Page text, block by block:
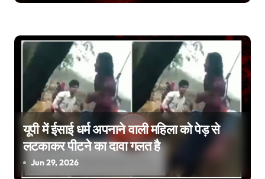
i
यूपी में ईसाई धर्म अपनाने वाली महिला को पेड़ से
लटकाकर पीटने का दावा गलत है
Jun 29, 2026